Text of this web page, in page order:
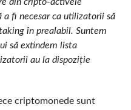
a fi necesar ca utilizatorii să
în prealabil. Suntem
să extindem lista
au la dispoziție
criptomonede sunt